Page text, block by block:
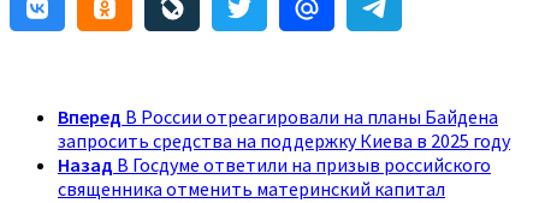
Вперед В России отреагировали на планы Байдена
запросить средства на поддержку Киева в 2025 году
Назад В Госдуме ответили на призыв российского
священника отменить материнский капитал